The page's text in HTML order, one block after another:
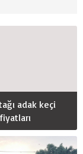
adak keçi
fiyatları